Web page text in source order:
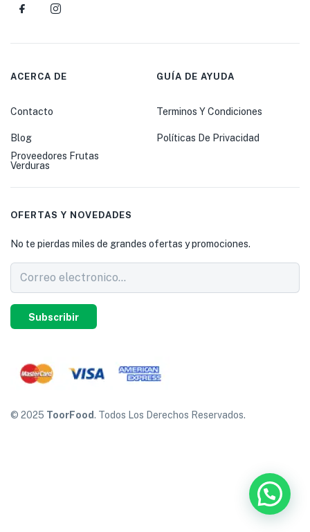
ACERCA DE
Contacto
Blog
Proveedores Frutas
Verduras
GUÍA DE AYUDA
Terminos Y Condiciones
Políticas De Privacidad
OFERTAS Y NOVEDADES
No te pierdas miles de grandes ofertas y promociones.
Subscribir
© 2025 ToorFood. Todos Los Derechos Reservados.